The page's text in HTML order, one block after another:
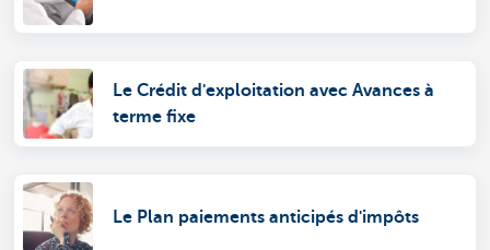
Le Crédit d'exploitation avec Avances à
terme fixe
Le Plan paiements anticipés d'impôts